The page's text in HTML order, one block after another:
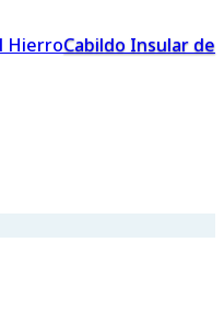
Cabildo Insular de